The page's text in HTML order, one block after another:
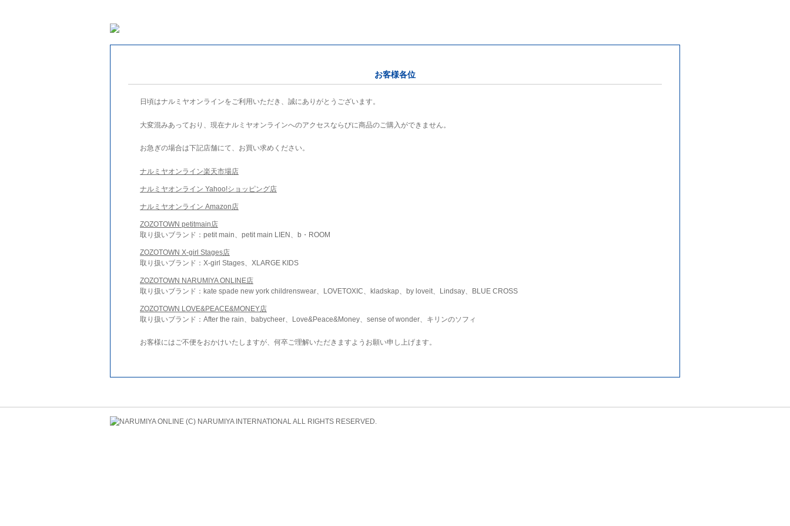
お客様各位
日頃はナルミヤオンラインをご利用いただき、誠にありがとうございます。
大変混みあっており、現在ナルミヤオンラインへのアクセスならびに商品のご購入ができません。
お急ぎの場合は下記店舗にて、お買い求めください。
ナルミヤオンライン楽天市場店
ナルミヤオンライン Yahoo!ショッピング店
ナルミヤオンライン Amazon店
ZOZOTOWN petitmain店
取り扱いブランド：petit main、petit main LIEN、b・ROOM
ZOZOTOWN X-girl Stages店
取り扱いブランド：X-girl Stages、XLARGE KIDS
ZOZOTOWN NARUMIYA ONLINE店
取り扱いブランド：kate spade new york childrenswear、LOVETOXIC、kladskap、by loveit、Lindsay、BLUE CROSS
ZOZOTOWN LOVE&PEACE&MONEY店
取り扱いブランド：After the rain、babycheer、Love&Peace&Money、sense of wonder、キリンのソフィ
お客様にはご不便をおかけいたしますが、何卒ご理解いただきますようお願い申し上げます。